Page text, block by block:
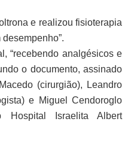
e realizou fisioterapia
“recebendo analgésicos e
o documento, assinado
(cirurgião), Leandro
e Miguel Cendoroglo
Hospital Israelita Albert